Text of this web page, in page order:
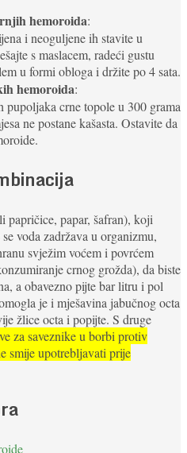
hemoroida:
i neoguljene ih stavite u
s maslacem, radeći gustu
u formi obloga i držite po 4 sata.
hemoroida:
pupoljaka crne topole u 300 grama
ne postane kašasta. Ostavite da
papričice, papar, šafran), koji
voda zadržava u organizmu,
svježim voćem i povrćem
crnog grožda), da biste
a obavezno pijte bar litru i pol
je i mješavina jabučnog octa
žlice octa i popijte. S druge
za saveznike u borbi protiv
smije upotrebljavati prije